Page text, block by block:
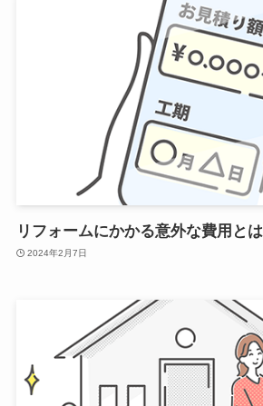
リフォームにかかる意外な費用とは
2024年2月7日